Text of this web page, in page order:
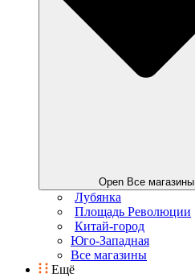
Open Все магазины
Лубянка
Площадь Революции
Китай-город
Юго-Западная
Все магазины
Ещё